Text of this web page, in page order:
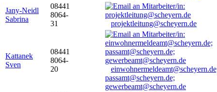
Jany-Neidl
Sabrina
08441
8064-
31
projektleitung@scheyern.de
Kattanek
Sven
08441
8064-
20
passamt@scheyern.de;
gewerbeamt@scheyern.de